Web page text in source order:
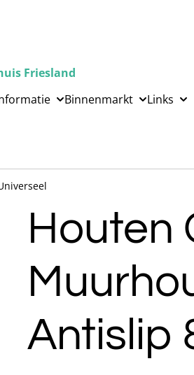
Friesland
Binnenmarkt Links
Houten
Antislip